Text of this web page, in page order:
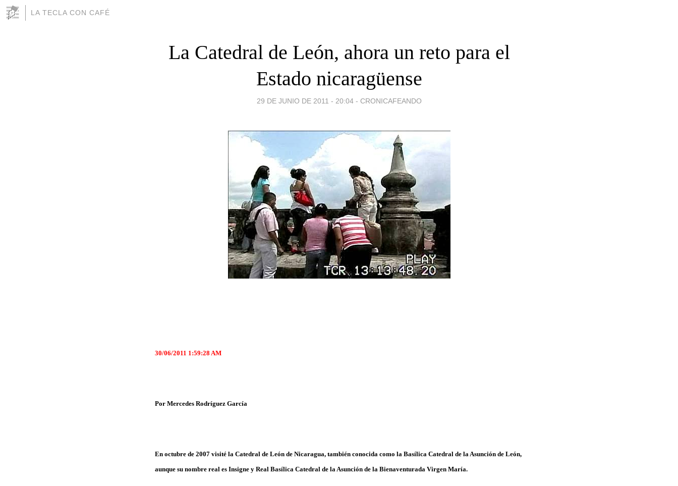
LA TECLA CON CAFÉ
La Catedral de León, ahora un reto para el
Estado nicaragüense
29 DE JUNIO DE 2011 - 20:04 - CRONICAFEANDO
30/06/2011 1:59:28 AM
Por Mercedes Rodríguez García
En octubre de 2007 visité la Catedral de León de Nicaragua, también conocida como la Basílica Catedral de la Asunción de León,
aunque su nombre real es Insigne y Real Basílica Catedral de la Asunción de la Bienaventurada Virgen María.